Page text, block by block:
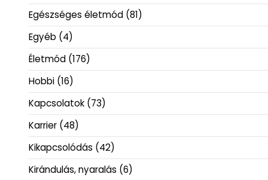
Egészséges életmód (81)
Egyéb (4)
Életmód (176)
Hobbi (16)
Kapcsolatok (73)
Karrier (48)
Kikapcsolódás (42)
Kirándulás, nyaralás (6)